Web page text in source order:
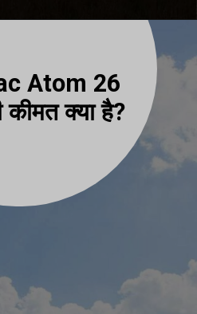
Atom 26
कीमत क्या है?